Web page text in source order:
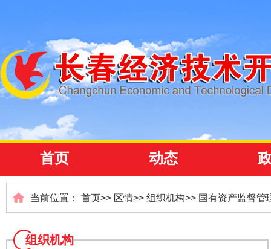
首页 动态
当前位置： 首页>> 区情>> 组织机构>> 国有资产监督管
组织机构